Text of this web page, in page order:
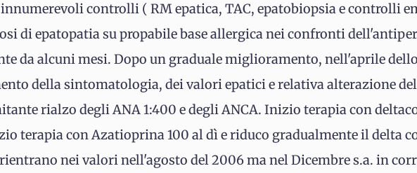
innumerevoli controlli ( RM epatica, TAC, epatobiopsia e controlli
di epatopatia su propabile base allergica nei confronti
da alcuni mesi. Dopo un graduale miglioramento, nell'aprile
della sintomatologia, dei valori epatici e relativa alterazione
rialzo degli ANA 1:400 e degli ANCA. Inizio terapia con
terapia con Azatioprina 100 al dì e riduco gradualmente il delta
nei valori nell'agosto del 2006 ma nel Dicembre s.a. in